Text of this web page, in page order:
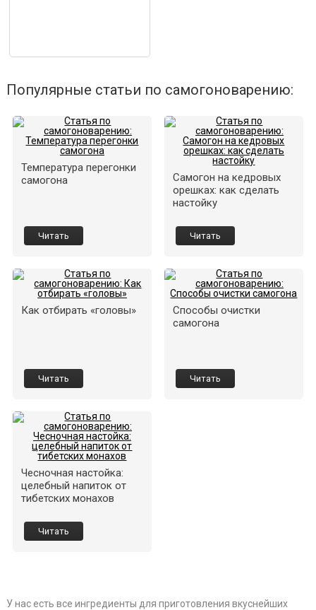
Популярные статьи по самогоноварению:
Температура перегонки
самогона
Читать
Самогон на кедровых
орешках: как сделать
настойку
Читать
Как отбирать «головы»
Читать
Способы очистки
самогона
Читать
Чесночная настойка:
целебный напиток от
тибетских монахов
Читать
У нас есть все ингредиенты для приготовления вкуснейших